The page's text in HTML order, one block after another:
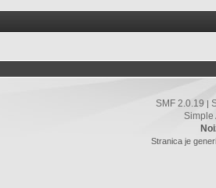
SMF 2.0.19 |
Simple
Stranica je